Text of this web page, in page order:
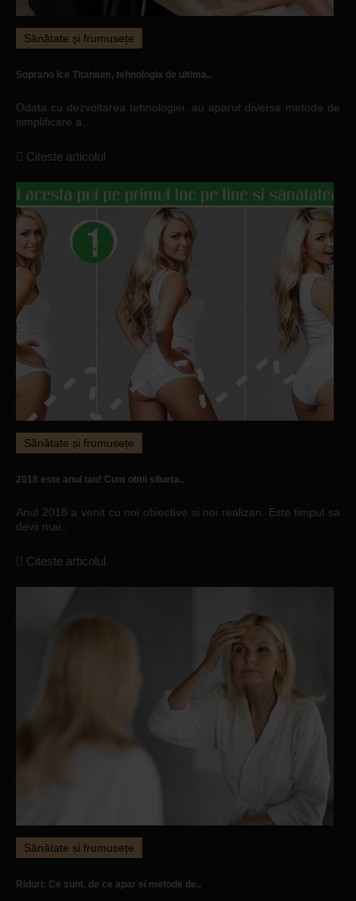
Sănătate și frumusețe
Soprano Ice Titanium, tehnologia de ultima..
Odata cu dezvoltarea tehnologiei, au aparut diverse metode de
simplificare a..
Citeste articolul
Sănătate și frumusețe
2018 este anul tau! Cum obtii silueta..
Anul 2018 a venit cu noi obiective si noi realizari. Este timpul sa
devii mai..
Citeste articolul
Sănătate și frumusețe
Riduri: Ce sunt, de ce apar si metode de..